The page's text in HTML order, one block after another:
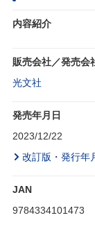
内容紹介
販売会社／発売会
光文社
発売年月日
2023/12/22
改訂版・発行年
JAN
9784334101473